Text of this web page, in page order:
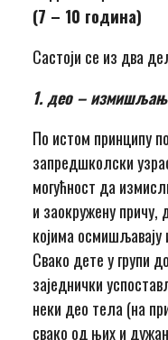
(7 – 10 година)
Састоји се из два
1. део –
По истом принципу
запредшколски
могућност да
и заокружену причу,
којима осмишљавају
Свако дете у групи
заједнички
неки део тела (на
свако од њих и